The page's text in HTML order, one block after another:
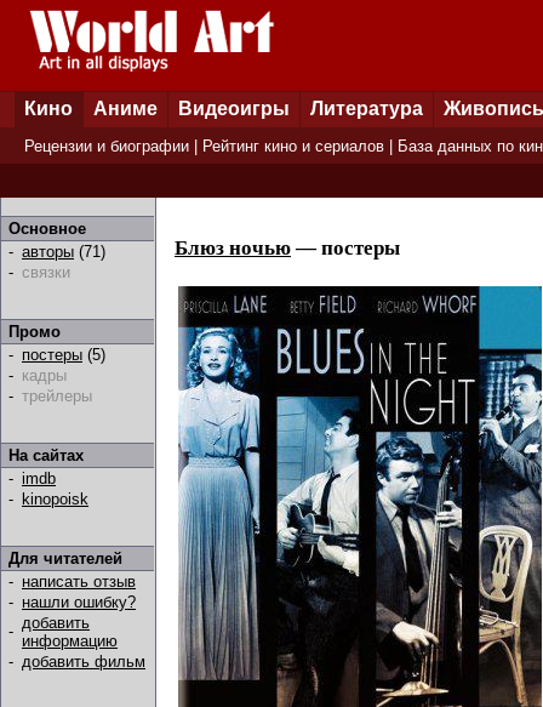
Кино Аниме Видеоигры Литература Живопись
Рецензии и биографии Рейтинг кино и сериалов База данных по
Основное
- авторы (71)
- связки
Промо
- постеры (5)
- кадры
- трейлеры
На сайтах
- imdb
- kinopoisk
Для читателей
- написать отзыв
- нашли ошибку?
- добавить
информацию
- добавить фильм
Блюз ночью— постеры